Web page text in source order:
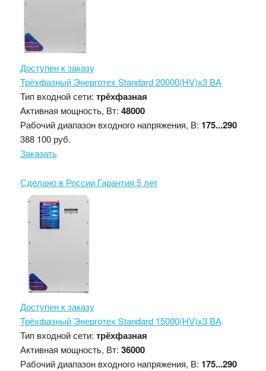
Доступен к заказу
Трёхфазный Энерготех Standard 20000(HV)х3 ВА
Тип входной сети: трёхфазная
Активная мощность, Вт: 48000
Рабочий диапазон входного напряжения, В: 175...290
388 100 руб.
Заказать
Сделано в России Гарантия 5 лет
Доступен к заказу
Трёхфазный Энерготех Standard 15000(HV)х3 ВА
Тип входной сети: трёхфазная
Активная мощность, Вт: 36000
Рабочий диапазон входного напряжения, В: 175...290